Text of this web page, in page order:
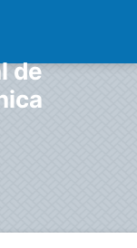
de